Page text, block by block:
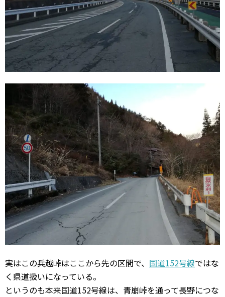
実はこの兵越峠はここから先の区間で、 国道152号線ではな
く県道扱いになっている。
というのも本来国道152号線は、青崩峠を通って長野につな